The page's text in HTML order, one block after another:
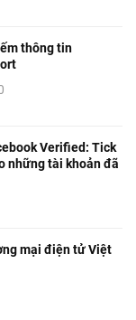
thông tin
Verified: Tick
những tài khoản đã
mại điện tử Việt